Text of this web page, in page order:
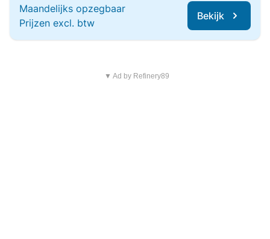
Maandelijks opzegbaar
Prijzen excl. btw
Bekijk
▼ Ad by Refinery89